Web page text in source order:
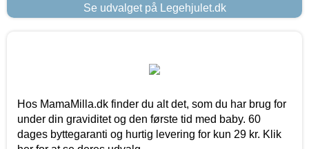
Se udvalget på Legehjulet.dk
Hos MamaMilla.dk finder du alt det, som du har brug for
under din graviditet og den første tid med baby. 60
dages byttegaranti og hurtig levering for kun 29 kr. Klik